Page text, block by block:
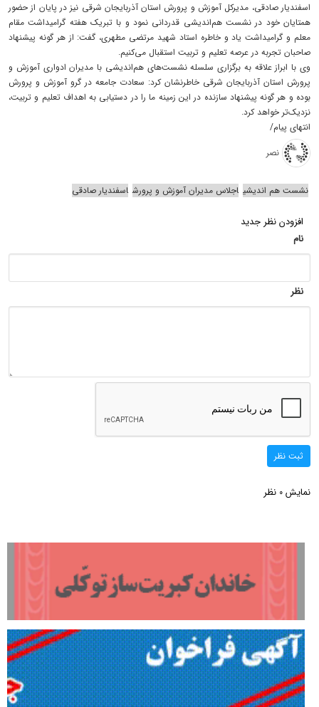
اسفندیار صادقی، مدیرکل آموزش و پرورش استان آذربایجان شرقی نیز در پایان از حضور
همتایان خود در نشست هم‌اندیشی قدردانی نمود و با تبریک هفته گرامیداشت مقام
معلم و گرامیداشت یاد و خاطره استاد شهید مرتضی مطهری، گفت: از هر گونه پیشنهاد
صاحبان تجربه در عرصه تعلیم و تربیت استقبال می‌کنیم.
وی با ابراز علاقه به برگزاری سلسله نشست‌های هم‌اندیشی با مدیران ادواری آموزش و
پرورش استان آذربایجان شرقی خاطرنشان کرد: سعادت جامعه در گرو آموزش و پرورش
بوده و هر گونه پیشنهاد سازنده در این زمینه ما را در دستیابی به اهداف تعلیم و تربیت،
نزدیک‌تر خواهد کرد.
انتهای پیام/
نصر
نشست هم اندیشی اجلاس مدیران آموزش و پرورش اسفندیار صادقی
افزودن نظر جدید
نام
نظر
ثبت نظر
نمایش 0 نظر